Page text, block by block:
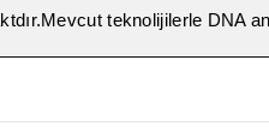
teknolijilerle DNA